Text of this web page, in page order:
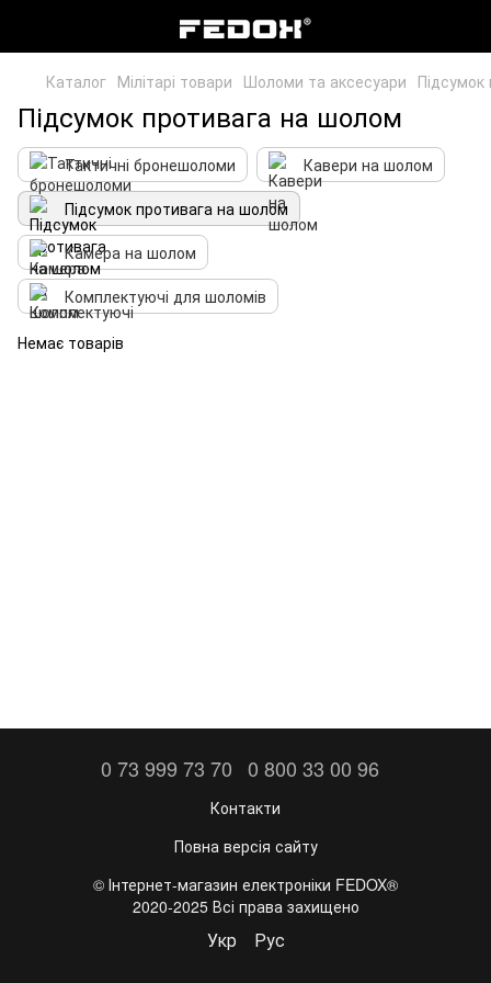
Каталог Мілітарі товари Шоломи та аксесуари
Підсумок противага на шолом
Тактичні бронешоломи
Кавери на шолом
Підсумок противага на шолом
Камера на шолом
Комплектуючі для шоломів
Немає товарів
0 73 999 73 70 0 800 33 00 96
Контакти
Повна версія сайту
©️ Інтернет-магазин електроніки FEDOX®
2020-2025 Всі права захищено
Укр Рус